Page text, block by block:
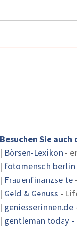
Besuchen Sie
| Börsen-Lexikon -
| fotomensch berlin
| Frauenfinanzseite
| Geld & Genuss -
| geniesserinnen.de
| gentleman today -